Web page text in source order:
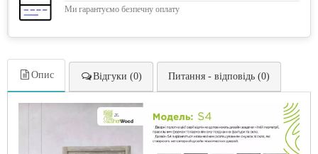
Ми гарантуємо безпечну оплату
Опис Відгуки (0) Питання - відповідь (0)